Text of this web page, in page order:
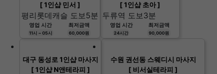
[ 1인샵 민서 ]
평리롯데캐슬 도보5분
영업 시간
11시 ~ 05시
최저금액
60,000원
[ 1인샵 초아 ]
두류역 도보3분
영업 시간
24시간
최저금액
90,000원
대구 동성로 1인샵 마사지
[ 1인샵 N앤테라피 ]
수원 권선동 스웨디시 마사지
[ 비서실테라피 ]